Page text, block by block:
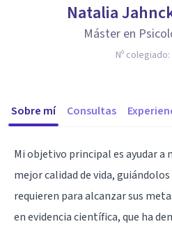
Natalia
Máster en
Nº colegiado:
Sobre mí Consultas
Mi objetivo principal es ayudar a
mejor calidad de vida,
requieren para alcanzar sus
en evidencia científica, que ha